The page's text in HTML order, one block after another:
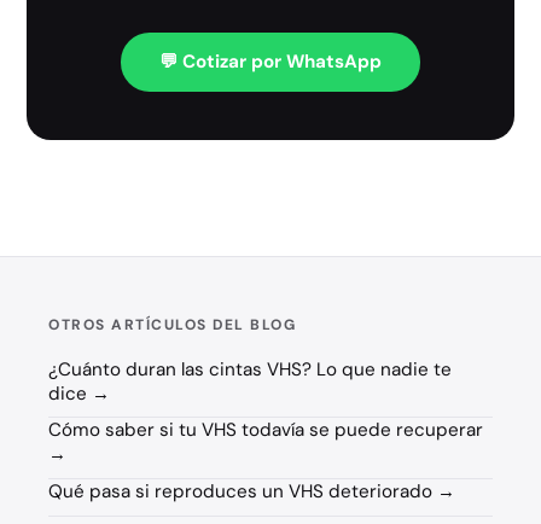
💬 Cotizar por WhatsApp
OTROS ARTÍCULOS DEL BLOG
¿Cuánto duran las cintas VHS? Lo que nadie te
dice →
Cómo saber si tu VHS todavía se puede recuperar
→
Qué pasa si reproduces un VHS deteriorado →